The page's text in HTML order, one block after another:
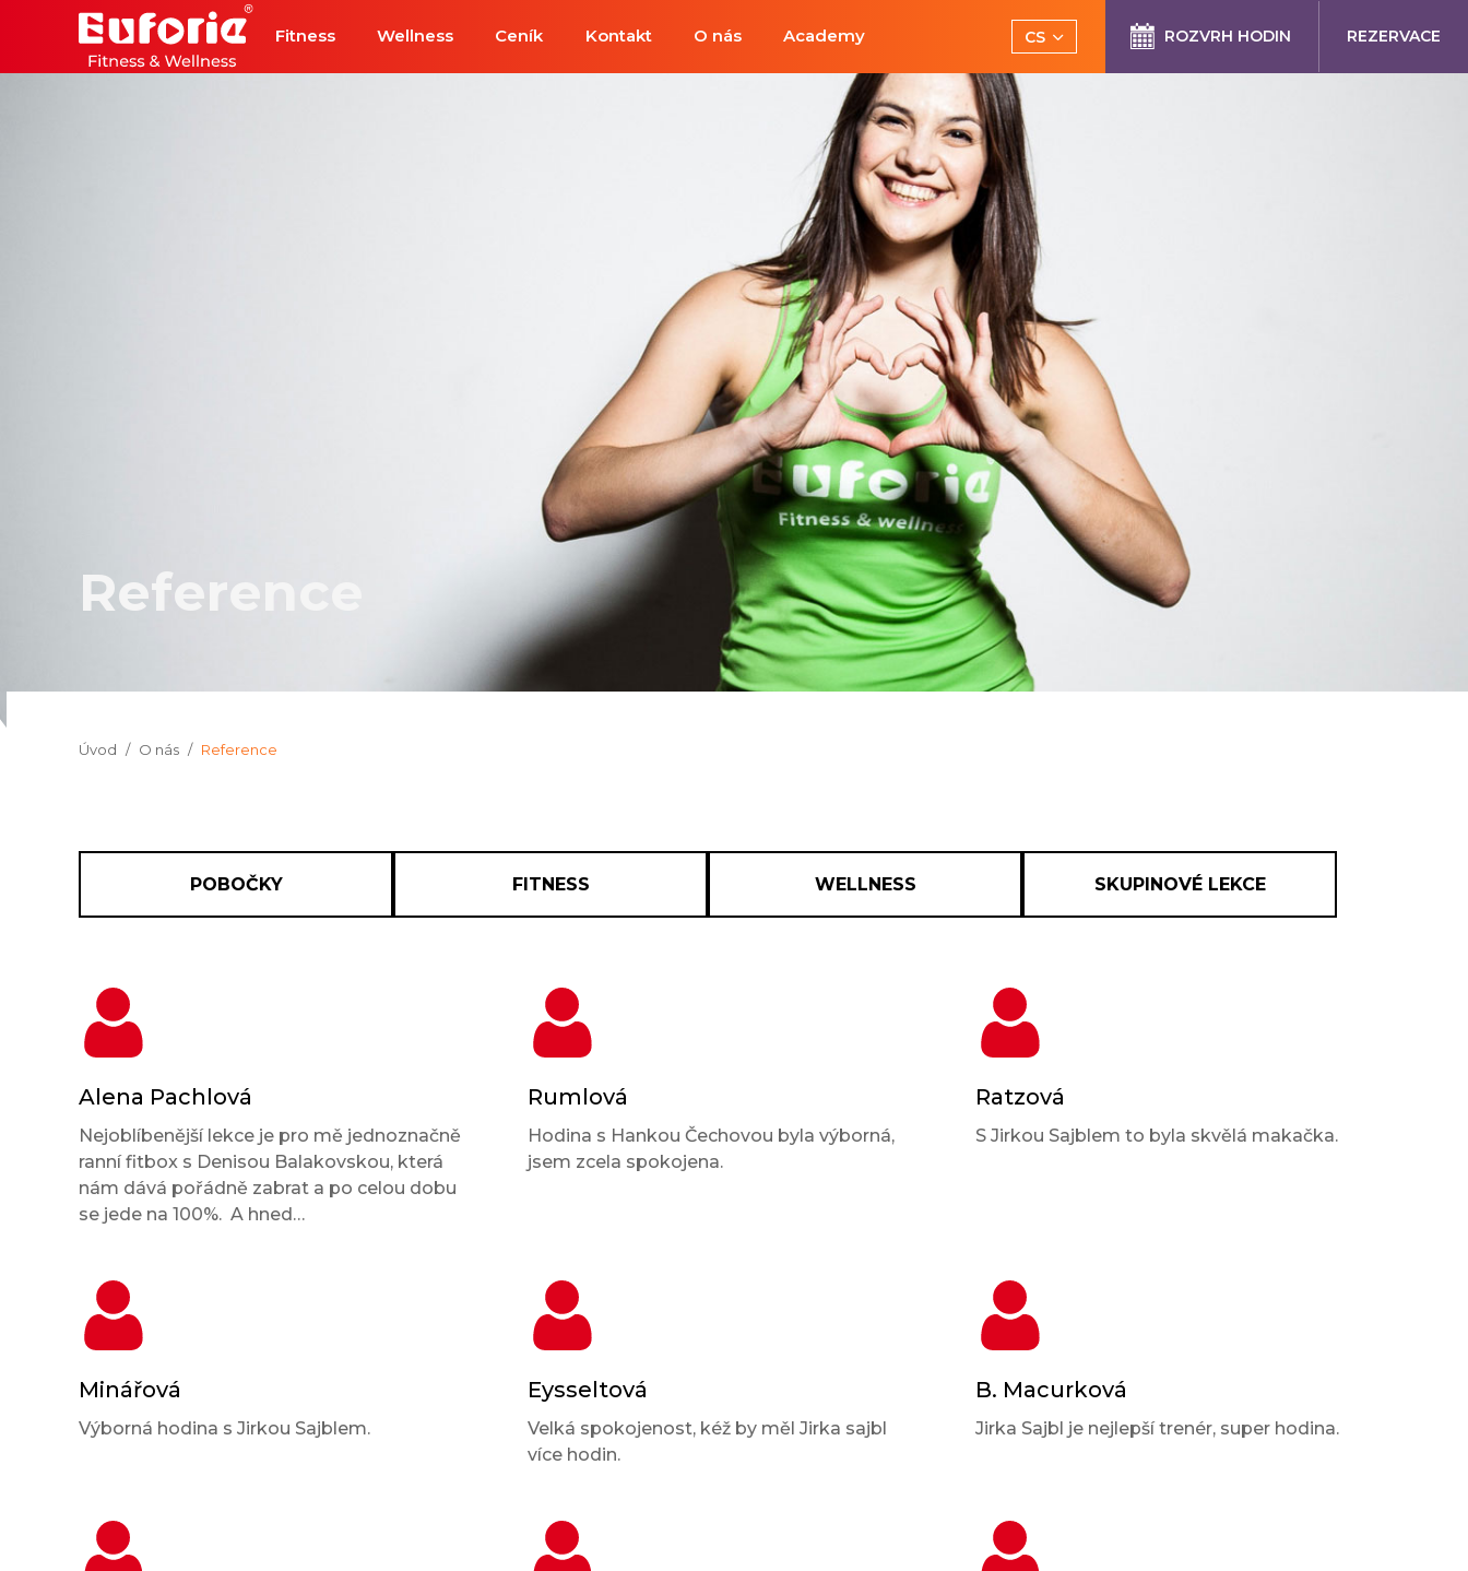
Přeskočit na hlavní obsah
Fitness
Wellness Ceník Kontakt O nás Academy
CS
EN
ROZVRH HODIN REZERVACE
Reference
Jsi tady:
Úvod O nás Reference
POBOČKY FITNESS WELLNESS SKUPINOVÉ LEKCE
Alena Pachlová
Nejoblíbenější lekce je pro mě jednoznačně
ranní fitbox s Denisou Balakovskou, která
nám dává pořádně zabrat a po celou dobu
se jede na 100%. A hned…
Rumlová
Hodina s Hankou Čechovou byla výborná,
jsem zcela spokojena.
Ratzová
S Jirkou Sajblem to byla skvělá makačka.
Minářová
Výborná hodina s Jirkou Sajblem.
Eysseltová
Velká spokojenost, kéž by měl Jirka sajbl
více hodin.
B. Macurková
Jirka Sajbl je nejlepší trenér, super hodina.